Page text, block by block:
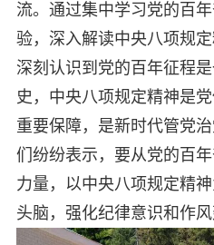
流。通过集中学习党的百
验，深入解读中央八项规
深刻认识到党的百年征程
史，中央八项规定精神是
重要保障，是新时代管党
们纷纷表示，要从党的百
力量，以中央八项规定精
头脑，强化纪律意识和作风